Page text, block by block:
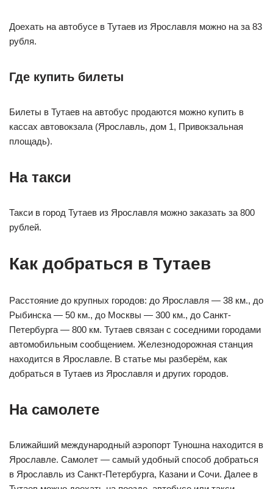
Доехать на автобусе в Тутаев из Ярославля можно на за 83
рубля.
Где купить билеты
Билеты в Тутаев на автобус продаются можно купить в
кассах автовокзала (Ярославль, дом 1, Привокзальная
площадь).
На такси
Такси в город Тутаев из Ярославля можно заказать за 800
рублей.
Как добраться в Тутаев
Расстояние до крупных городов: до Ярославля — 38 км., до
Рыбинска — 50 км., до Москвы — 300 км., до Санкт-
Петербурга — 800 км. Тутаев связан с соседними городами
автомобильным сообщением. Железнодорожная станция
находится в Ярославле. В статье мы разберём, как
добраться в Тутаев из Ярославля и других городов.
На самолете
Ближайший международный аэропорт Туношна находится в
Ярославле. Самолет — самый удобный способ добраться
в Ярославль из Санкт-Петербурга, Казани и Сочи. Далее в